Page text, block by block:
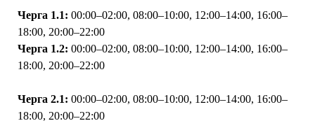
Черга 1.1: 00:00–02:00, 08:00–10:00, 12:00–14:00, 16:00–
18:00, 20:00–22:00
Черга 1.2: 00:00–02:00, 08:00–10:00, 12:00–14:00, 16:00–
18:00, 20:00–22:00
Черга 2.1: 00:00–02:00, 08:00–10:00, 12:00–14:00, 16:00–
18:00, 20:00–22:00